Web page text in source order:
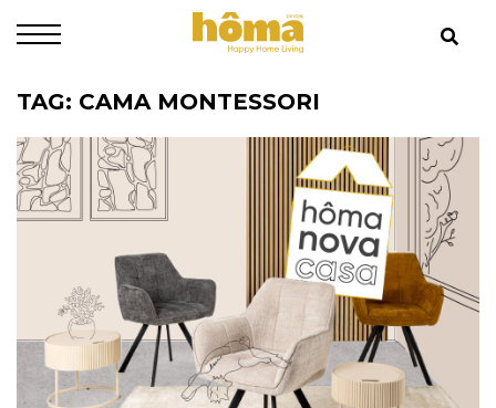
TAG: CAMA MONTESSORI